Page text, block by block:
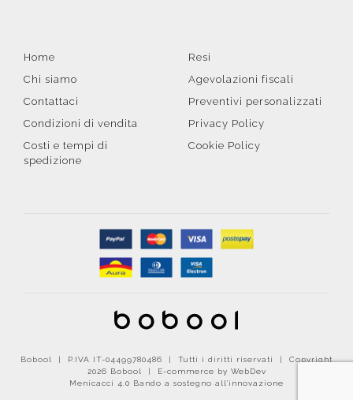
Home
Chi siamo
Contattaci
Condizioni di vendita
Costi e tempi di
spedizione
Resi
Agevolazioni fiscali
Preventivi personalizzati
Privacy Policy
Cookie Policy
Bobool | P.IVA IT-04499780486 | Tutti i diritti riservati | Copyright
2026 Bobool |
E-commerce by WebDev
Menicacci 4.0 Bando a sostegno all'innovazione